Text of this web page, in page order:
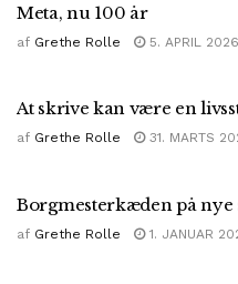
Meta, nu 100 år
af Grethe Rolle 5. APRIL 2026
At skrive kan være en
af Grethe Rolle 31. MARTS
Borgmesterkæden på nye
af Grethe Rolle 1. JANUAR